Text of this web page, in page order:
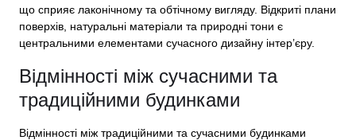
що сприяє лаконічному та обтічному вигляду. Відкриті плани
поверхів, натуральні матеріали та природні тони є
центральними елементами сучасного дизайну інтер’єру.
Відмінності між сучасними та
традиційними будинками
Відмінності між традиційними та сучасними будинками